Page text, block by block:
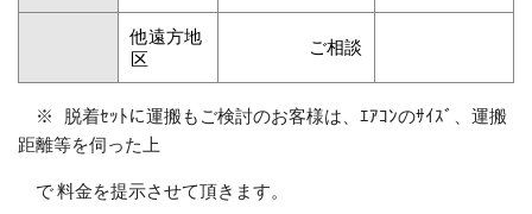
他遠方地
区
ご相談
※ 脱着ｾｯﾄに運搬もご検討のお客様は、ｴｱｺﾝのｻｲｽﾞ、運搬
距離等を伺った上
で 料金を提示させて頂きます。